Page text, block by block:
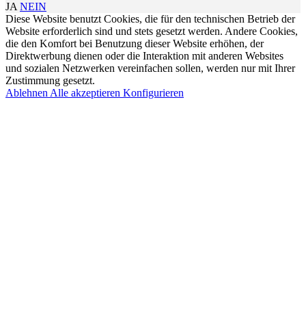
JA NEIN
Diese Website benutzt Cookies, die für den technischen Betrieb der
Website erforderlich sind und stets gesetzt werden. Andere Cookies,
die den Komfort bei Benutzung dieser Website erhöhen, der
Direktwerbung dienen oder die Interaktion mit anderen Websites
und sozialen Netzwerken vereinfachen sollen, werden nur mit Ihrer
Zustimmung gesetzt.
Ablehnen Alle akzeptieren Konfigurieren